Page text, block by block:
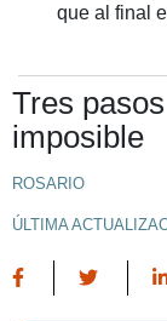
que al final
Tres
imposible
ROSARIO
ÚLTIMA